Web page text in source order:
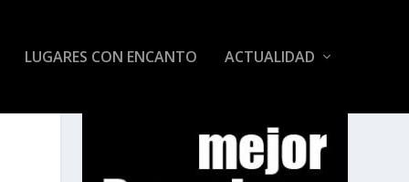
LUGARES CON ENCANTO ACTUALIDAD